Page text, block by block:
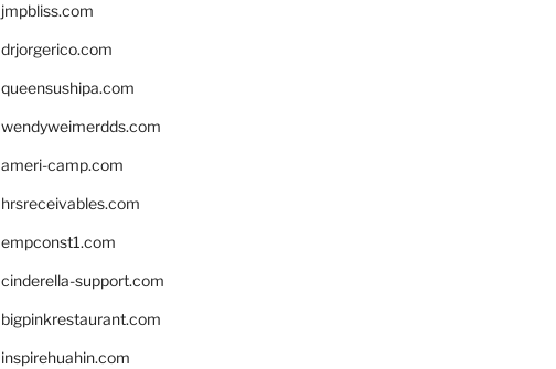
jmpbliss.com
drjorgerico.com
queensushipa.com
wendyweimerdds.com
ameri-camp.com
hrsreceivables.com
empconst1.com
cinderella-support.com
bigpinkrestaurant.com
inspirehuahin.com